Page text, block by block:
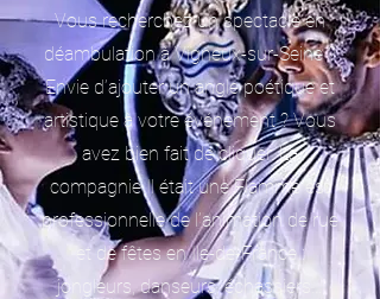
Vous recherchez un spectacle en
déambulation à Vigneux-sur-Seine ?
Envie d’ajouter un angle poétique et
artistique à votre événement ? Vous
avez bien fait de cliquer. La
compagnie Il était une Flamme est
professionnelle de l’animation de rue
et de fêtes en Ile-de-France :
jongleurs, danseurs, échassiers…